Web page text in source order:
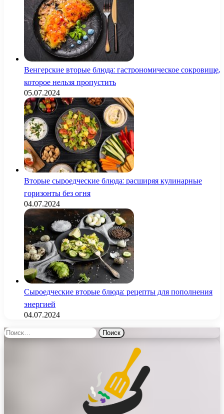
Венгерские вторые блюда: гастрономическое сокровище,
которое нельзя пропустить
05.07.2024
Вторые сыроедческие блюда: расширяя кулинарные
горизонты без огня
04.07.2024
Сыроедческие вторые блюда: рецепты для пополнения
энергией
04.07.2024
Найти: